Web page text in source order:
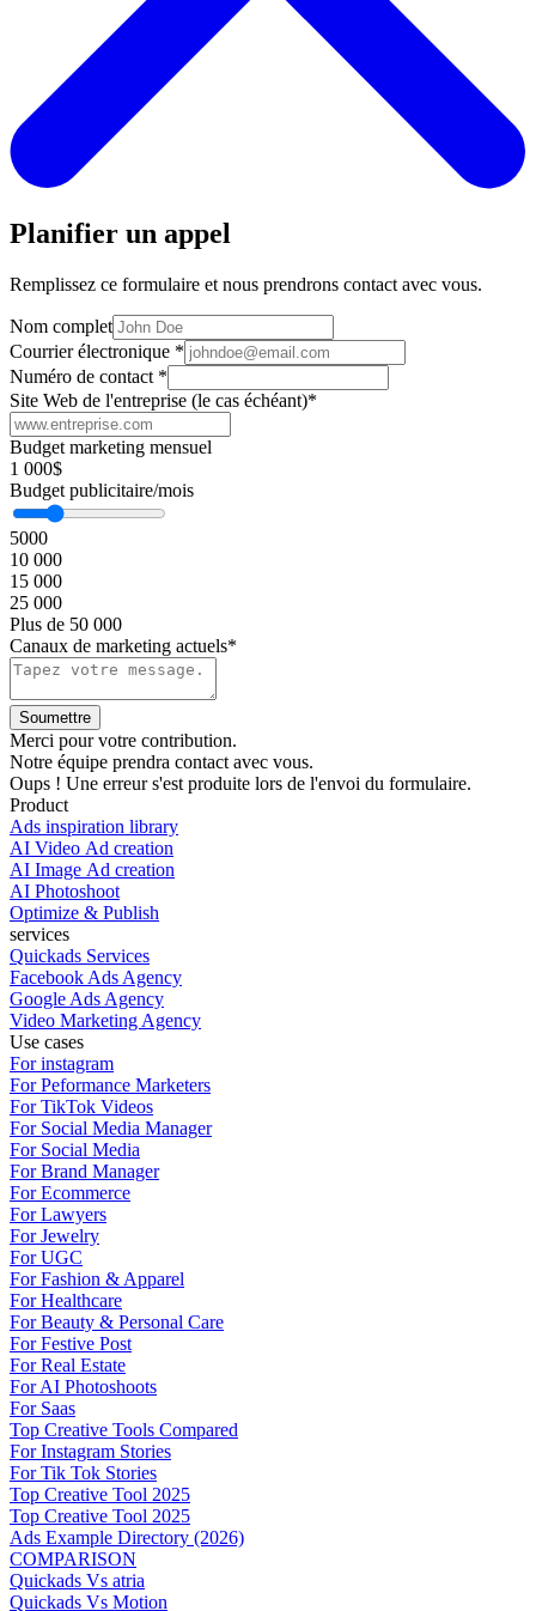
Planifier un appel
Remplissez ce formulaire et nous prendrons contact avec vous.
Nom complet
Courrier électronique *
Numéro de contact *
Site Web de l'entreprise (le cas échéant)*
Budget marketing mensuel
1 000$
Budget publicitaire/mois
5000
10 000
15 000
25 000
Plus de 50 000
Canaux de marketing actuels*
Merci pour votre contribution.
Notre équipe prendra contact avec vous.
Oups ! Une erreur s'est produite lors de l'envoi du formulaire.
Product
Ads inspiration library
AI Video Ad creation
AI Image Ad creation
AI Photoshoot
Optimize & Publish
services
Quickads Services
Facebook Ads Agency
Google Ads Agency
Video Marketing Agency
Use cases
For instagram
For Peformance Marketers
For TikTok Videos
For Social Media Manager
For Social Media
For Brand Manager
For Ecommerce
For Lawyers
For Jewelry
For UGC
For Fashion & Apparel
For Healthcare
For Beauty & Personal Care
For Festive Post
For Real Estate
For AI Photoshoots
For Saas
Top Creative Tools Compared
For Instagram Stories
For Tik Tok Stories
Top Creative Tool 2025
Top Creative Tool 2025
Ads Example Directory (2026)
COMPARISON
Quickads Vs atria
Quickads Vs Motion